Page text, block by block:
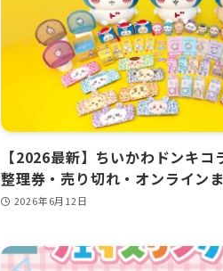
【2026最新】ちいかわドンキコ
整理券・売り切れ・オンライン
2026年6月12日